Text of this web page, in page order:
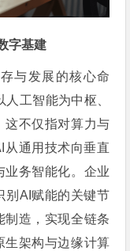
字基建
与发展的核心命
工智能为中枢、
这不仅指对算力与
从通用技术向垂直
业务智能化。企业
别AI赋能的关键节
制造，实现全链条
生架构与边缘计算